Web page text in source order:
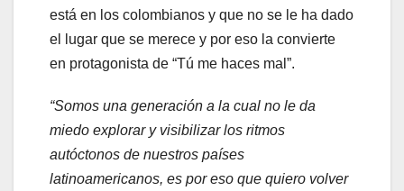
está en los colombianos y que no se le ha dado
el lugar que se merece y por eso la convierte
en protagonista de “Tú me haces mal”.
“Somos una generación a la cual no le da
miedo explorar y visibilizar los ritmos
autóctonos de nuestros países
latinoamericanos, es por eso que quiero volver